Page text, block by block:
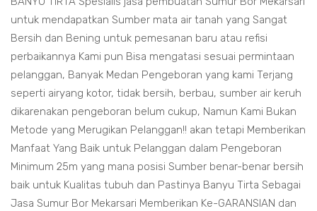
untuk mendapatkan Sumber mata air tanah yang Sangat
Bersih dan Bening untuk pemesanan baru atau refisi
perbaikannya Kami pun Bisa mengatasi sesuai permintaan
pelanggan, Banyak Medan Pengeboran yang kami Terjang
seperti airyang kotor, tidak bersih, berbau, sumber air keruh
dikarenakan pengeboran belum cukup, Namun Kami Bukan
Metode yang Merugikan Pelanggan!! akan tetapi Memberikan
Manfaat Yang Baik untuk Pelanggan dalam Pengeboran
Minimum 25m yang mana posisi Sumber benar-benar bersih
baik untuk Kualitas tubuh dan Pastinya Banyu Tirta Sebagai
Jasa Sumur Bor Mekarsari Memberikan Ke-GARANSIAN dan